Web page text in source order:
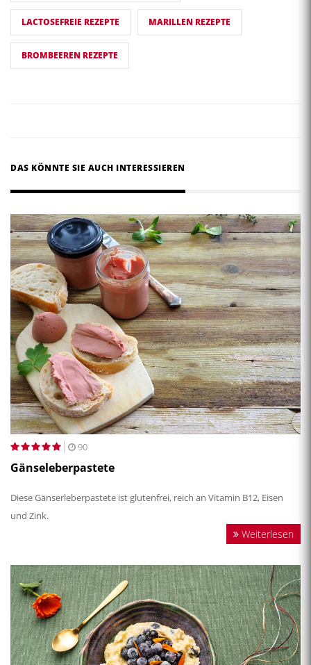
LACTOSEFREIE REZEPTE MARILLEN REZEPTE
BROMBEEREN REZEPTE
DAS KÖNNTE SIE AUCH INTERESSIEREN
90
Gänseleberpastete
Diese Gänserleberpastete ist glutenfrei, reich an Vitamin B12, Eisen
und Zink.
Weiterlesen